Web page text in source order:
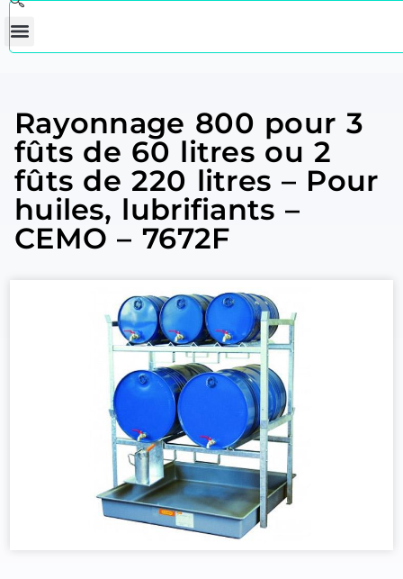
Rayonnage 800 pour 3
fûts de 60 litres ou 2
fûts de 220 litres – Pour
huiles, lubrifiants –
CEMO – 7672F